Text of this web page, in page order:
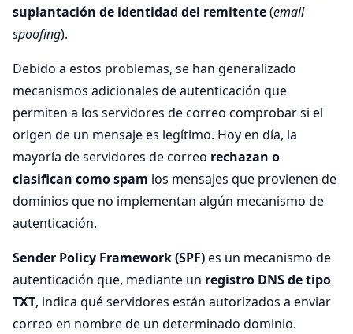
suplantación de identidad del remitente(email
spoofing).
Debido a estos problemas, se han generalizado
mecanismos adicionales de autenticación que
permiten a los servidores de correo comprobar si el
origen de un mensaje es legítimo. Hoy en día, la
mayoría de servidores de correo rechazan o
clasifican como spam los mensajes que provienen de
dominios que no implementan algún mecanismo de
autenticación.
Sender Policy Framework (SPF)es un mecanismo de
autenticación que, mediante un registro DNS de tipo
TXT, indica qué servidores están autorizados a enviar
correo en nombre de un determinado dominio.